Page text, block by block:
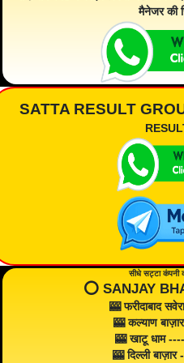
मैनेजर की
SATTA RESULT
RESULT
सीधे सट्टा कंपनी
⭕️ SANJAY
🎰 फरीदाबाद
🎰 कल्याण
🎰 खाटू धाम
🎰 दिल्ली